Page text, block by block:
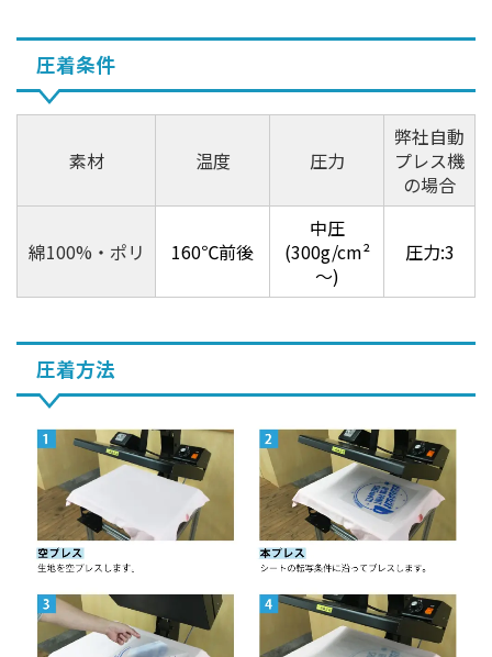
圧着条件
素材 温度 圧力
弊社自動
プレス機
の場合
綿100%・ポリ 160℃前後
中圧
(300g/cm²
～)
圧力:3
圧着方法